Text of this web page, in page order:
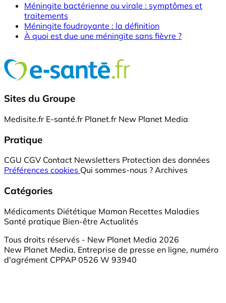
Méningite bactérienne ou virale : symptômes et
traitements
Méningite foudroyante : la définition
À quoi est due une méningite sans fièvre ?
Sites du Groupe
Medisite.fr E-santé.fr Planet.fr New Planet Media
Pratique
CGU CGV Contact Newsletters Protection des données
Préférences cookies Qui sommes-nous ? Archives
Catégories
Médicaments Diététique Maman Recettes Maladies
Santé pratique Bien-être Actualités
Tous droits réservés - New Planet Media 2026
New Planet Media, Entreprise de presse en ligne, numéro
d'agrément CPPAP 0526 W 93940